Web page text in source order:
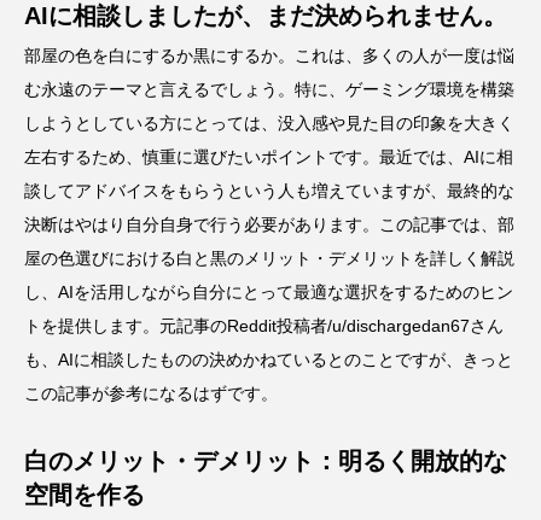
AIに相談しましたが、まだ決められません。
部屋の色を白にするか黒にするか。これは、多くの人が一度は悩
む永遠のテーマと言えるでしょう。特に、ゲーミング環境を構築
しようとしている方にとっては、没入感や見た目の印象を大きく
左右するため、慎重に選びたいポイントです。最近では、AIに相
談してアドバイスをもらうという人も増えていますが、最終的な
決断はやはり自分自身で行う必要があります。この記事では、部
屋の色選びにおける白と黒のメリット・デメリットを詳しく解説
し、AIを活用しながら自分にとって最適な選択をするためのヒン
トを提供します。元記事のReddit投稿者/u/dischargedan67さん
も、AIに相談したものの決めかねているとのことですが、きっと
この記事が参考になるはずです。
白のメリット・デメリット：明るく開放的な
空間を作る